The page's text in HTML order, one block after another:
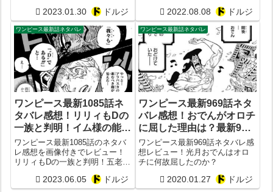
正体は白ひげの人間クローン？
2023.01.30 ドルジ
はサボ？シャンクス？ONE
PIECE1057話予想
2022.08.08 ドルジ
ワンピース最新話ネタバレ
ワンピース最新1085話ネ
タバレ感想！リリィもDの
一族と判明！イム様の能力
が？ワポル大活躍？
ワンピース最新1085話のネタバ
レ感想を画像付きでレビュー！
リリィもDの一族と判明！五老星
救出で大活躍？
2023.06.05 ドルジ
ワンピース最新話ネタバレ
ワンピース最新969話ネタ
バレ感想！おでんがオロチ
に屈した理由は？最新970
話予想まとめ
ワンピース最新969話ネタバレ感
想レビュー！光月おでんはオロ
チに何故屈したのか？
2020.01.27 ドルジ